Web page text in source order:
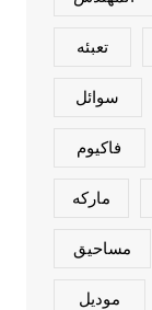
تعبئه
سوائل
فاكيوم
ماركه
مساحيق
موديل